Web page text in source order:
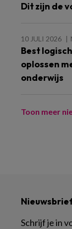
Dit zijn de
10 JULI 2026
Best
oplossen
onderwijs
Toon meer
Schrijf je in